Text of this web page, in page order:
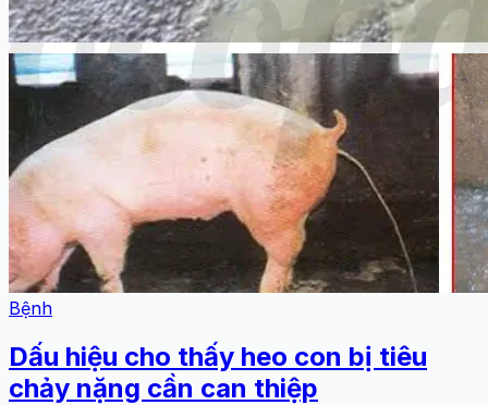
Bệnh
Dấu hiệu cho thấy heo con bị tiêu
chảy nặng cần can thiệp